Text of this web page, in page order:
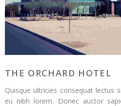
THE ORCHARD HOTEL
Quisque ultricies consequat lectus
eu nibh lorem. Donec auctor